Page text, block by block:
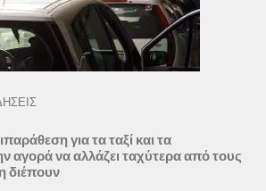
για τα ταξί και τα
αγορά να αλλάζει ταχύτερα από τους
διέπουν